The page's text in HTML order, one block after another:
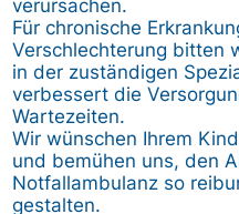
verursachen.
Für chronische
Verschlechterung bitten
in der zuständigen
verbessert die
Wartezeiten.
Wir wünschen Ihrem
und bemühen uns, den
Notfallambulanz so
gestalten.